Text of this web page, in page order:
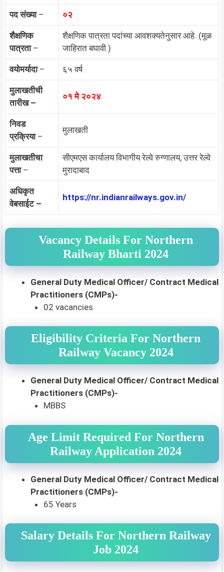
पद संख्या– ०२
शैक्षणिक
पात्रता–
शैक्षणिक पात्रता पदांच्या आवशक्यतेनुसार आहे. (मूळ
जाहिरात बघावी.)
वयोमर्यादा– ६५ वर्ष
मुलाखतीची
तारीख –
०१ मे२०२४
निवड
प्रक्रिया–
मुलाखती
मुलाखतीचा
पत्ता–
सीएमएस कार्यालय विभागीय रेल्वे रुग्णालय, उत्तर रेल्वे
मुरादाबाद
अधिकृत
वेबसाईट –
https://nr.indianrailways.gov.in/
Vacancy Details For Northern
Railway Bharti 2024
General Duty Medical Officer/ Contract Medical
Practitioners (CMPs)-
02 vacancies
Eligibility Criteria For Northern
Railway Vacancy 2024
General Duty Medical Officer/ Contract Medical
Practitioners (CMPs)-
MBBS
Age Limit Required For Northern
Railway Application 2024
General Duty Medical Officer/ Contract Medical
Practitioners (CMPs)-
65 Years
Salary Details For Northern Railway
Job 2024